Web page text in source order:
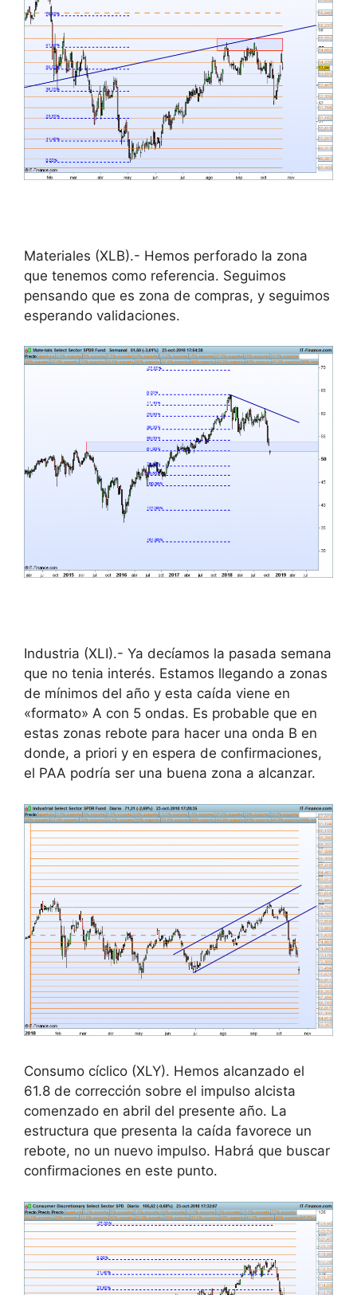
Materiales (XLB).- Hemos perforado la zona
que tenemos como referencia. Seguimos
pensando que es zona de compras, y seguimos
esperando validaciones.
Industria (XLI).- Ya decíamos la pasada semana
que no tenia interés. Estamos llegando a zonas
de mínimos del año y esta caída viene en
«formato» A con 5 ondas. Es probable que en
estas zonas rebote para hacer una onda B en
donde, a priori y en espera de confirmaciones,
el PAA podría ser una buena zona a alcanzar.
Consumo cíclico (XLY). Hemos alcanzado el
61.8 de corrección sobre el impulso alcista
comenzado en abril del presente año. La
estructura que presenta la caída favorece un
rebote, no un nuevo impulso. Habrá que buscar
confirmaciones en este punto.